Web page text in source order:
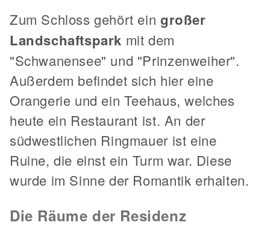
Zum Schloss gehört ein großer
Landschaftspark mit dem
"Schwanensee" und "Prinzenweiher".
Außerdem befindet sich hier eine
Orangerie und ein Teehaus, welches
heute ein Restaurant ist. An der
südwestlichen Ringmauer ist eine
Ruine, die einst ein Turm war. Diese
wurde im Sinne der Romantik erhalten.
Die Räume der Residenz